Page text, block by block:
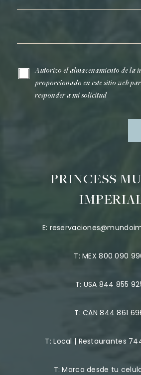
Autorizo el almacenamiento de la
proporcionado en este sitio web
responder a mi solicitud
PRINCESS
E:
T:MEX 800 090
T: USA 844 855
T:CAN 844 861
T:Local | Restaurantes
T:Marca desde tu